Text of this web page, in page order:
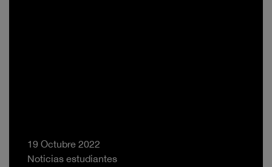
19 Octubre 2022
Noticias estudiantes